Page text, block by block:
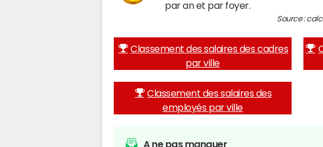
par an et par foyer.
Source :
Classement des salaires des cadres
par ville
Classement des salaires des
employés par ville
A ne pas manquer